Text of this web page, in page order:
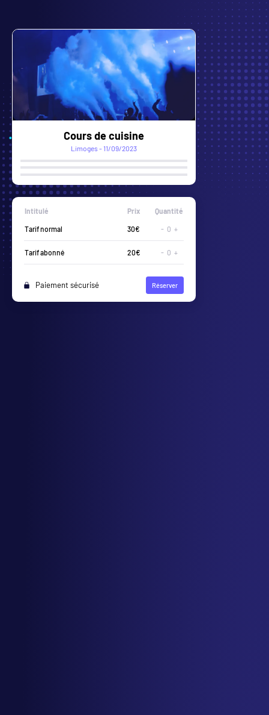
Intitulé Prix Quantité
- 0 +
- 0 +
Paiement sécurisé Réserver